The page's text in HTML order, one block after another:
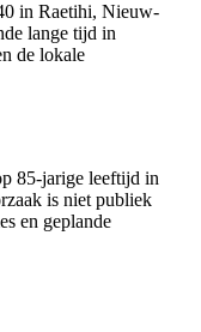
in Raetihi, Nieuw-
lange tijd in
de lokale
85-jarige leeftijd in
is niet publiek
en geplande